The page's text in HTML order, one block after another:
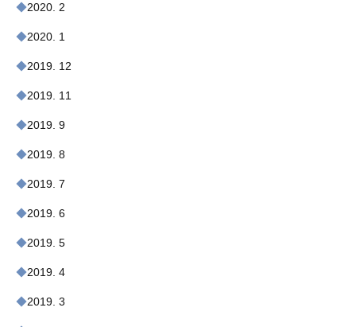
2020. 2
2020. 1
2019. 12
2019. 11
2019. 9
2019. 8
2019. 7
2019. 6
2019. 5
2019. 4
2019. 3